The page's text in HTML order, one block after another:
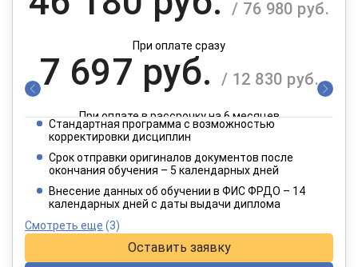
/ 76 980 руб.
При оплате сразу
7 697 руб. / 12 830 руб.
При оплате в рассрочку на 6 месяцев
3 849 руб.
При оплате в рассрочку на 12 месяцев
Стандартная программа с возможностью
корректировки дисциплин
Срок отправки оригиналов документов после
окончания обучения – 5 календарных дней
Внесение данных об обучении в ФИС ФРДО – 14
календарных дней с даты выдачи диплома
Смотреть еще (3)
Оставить заявку